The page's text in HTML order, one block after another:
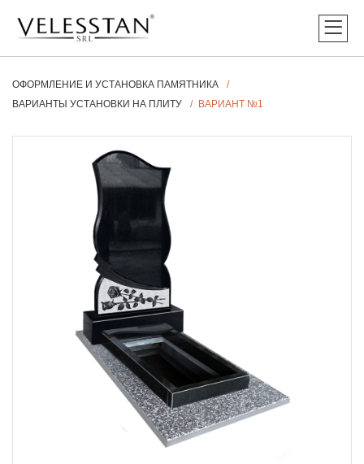
ОФОРМЛЕНИЕ И УСТАНОВКА ПАМЯТНИКА
ВАРИАНТЫ УСТАНОВКИ НА ПЛИТУ
ВАРИАНТ №1